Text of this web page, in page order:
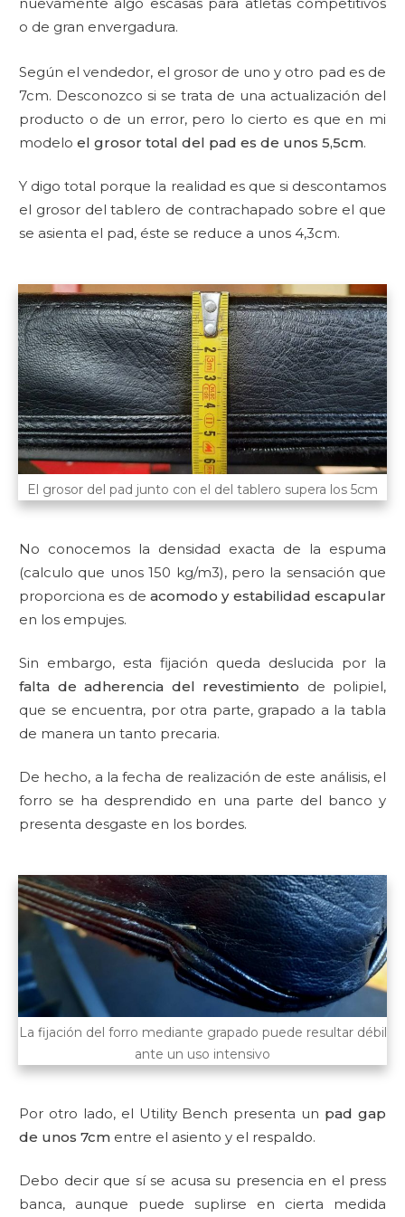
o de gran envergadura.
Según el vendedor, el grosor de uno y otro pad es de
7cm. Desconozco si se trata de una actualización del
producto o de un error, pero lo cierto es que en mi
modelo el grosor total del pad es de unos 5,5cm.
Y digo total porque la realidad es que si descontamos
el grosor del tablero de contrachapado sobre el que
se asienta el pad, éste se reduce a unos 4,3cm.
El grosor del pad junto con el del tablero supera los 5cm
No conocemos la densidad exacta de la espuma
(calculo que unos 150 kg/m3⁣⁣⁣⁣), pero la sensación que
proporciona es de acomodo y estabilidad escapular
en los empujes.
Sin embargo, esta fijación queda deslucida por la
falta de adherencia del revestimiento de polipiel,
que se encuentra, por otra parte, grapado a la tabla
de manera un tanto precaria.
De hecho, a la fecha de realización de este análisis, el
forro se ha desprendido en una parte del banco y
presenta desgaste en los bordes.
La fijación del forro mediante grapado puede resultar débil
ante un uso intensivo
Por otro lado, el Utility Bench presenta un pad gap
de unos 7cm entre el asiento y el respaldo.
Debo decir que sí se acusa su presencia en el press
banca, aunque puede suplirse en cierta medida